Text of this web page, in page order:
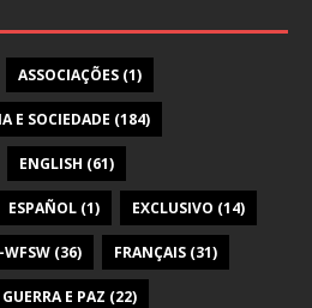
ASSOCIAÇÕES (1)
E SOCIEDADE (184)
ENGLISH (61)
ESPAÑOL (1) EXCLUSIVO (14)
WFSW (36) FRANÇAIS (31)
GUERRA E PAZ (22)